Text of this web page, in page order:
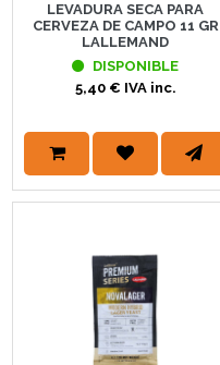
LEVADURA SECA PARA
CERVEZA DE CAMPO 11 GR
LALLEMAND
DISPONIBLE
5,40 € IVA inc.